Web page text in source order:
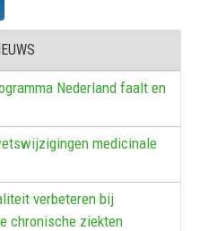
Nederland faalt en
medicinale
verbeteren bij
chronische ziekten